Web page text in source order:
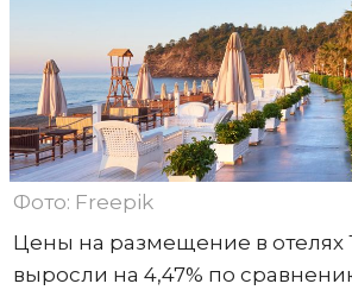
Фото: Freepik
Цены на размещение в отелях
выросли на 4,47% по